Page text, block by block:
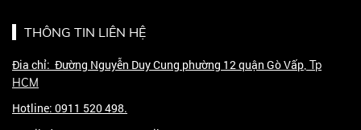
THÔNG TIN LIÊN HỆ
Đia chỉ: Đường Nguyễn Duy Cung phường 12 quận Gò Vấp, Tp
HCM
Hotline: 0911 520 498.